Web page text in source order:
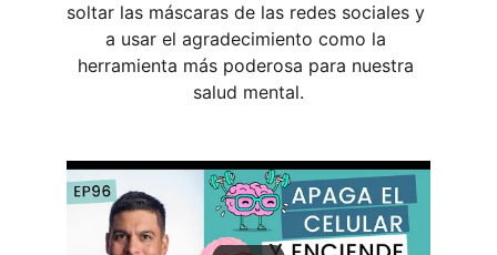
soltar las máscaras de las redes sociales y
a usar el agradecimiento como la
herramienta más poderosa para nuestra
salud mental.